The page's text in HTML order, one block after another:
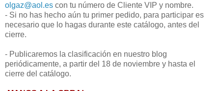
olgaz@aol.es con tu número de Cliente VIP y nombre.
- Si no has hecho aún tu primer pedido, para participar es
necesario que lo hagas durante este catálogo, antes del
cierre.
- Publicaremos la clasificación en nuestro blog
periódicamente, a partir del 18 de noviembre y hasta el
cierre del catálogo.